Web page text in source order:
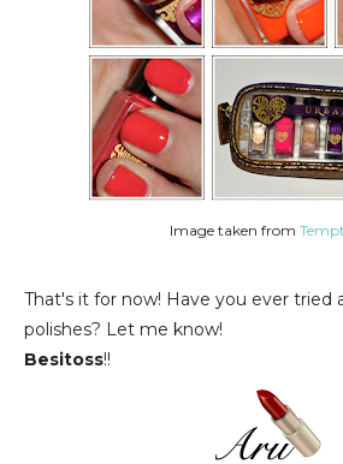
Image taken from
That's it for now! Have you ever tried
polishes? Let me know!
Besitoss!!